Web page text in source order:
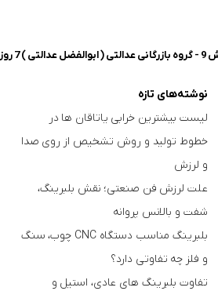
نوشته‌های تازه
لیست بیشترین خرابی‌ یاتاقان ها در
خطوط تولید و روش تشخیص از روی صدا
و لرزش
علت لرزش فن صنعتی؛ نقش بلبرینگ،
شفت و بالانس پروانه
بلبرینگ مناسب دستگاه CNC چوب، سنگ
و فلز چه تفاوتی دارد؟
تفاوت بلبرینگ های عادی، استیل و